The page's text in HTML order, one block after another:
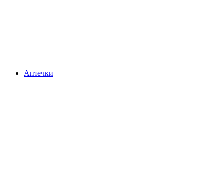
Аптечки